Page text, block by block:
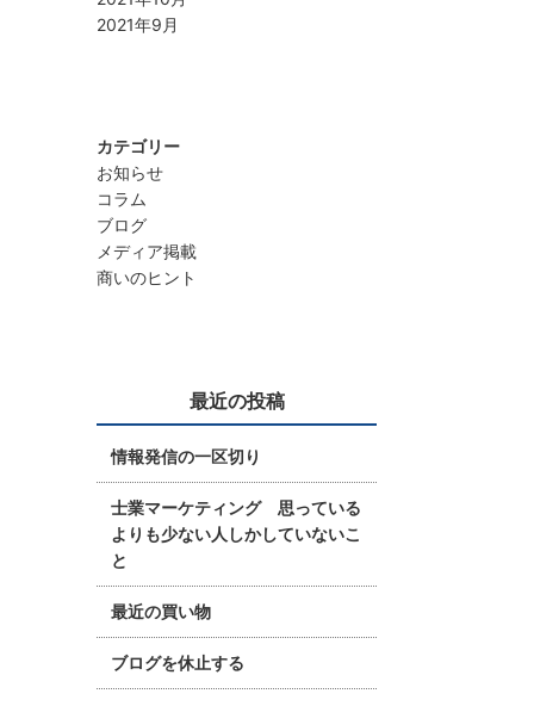
2021年9月
カテゴリー
お知らせ
コラム
ブログ
メディア掲載
商いのヒント
最近の投稿
情報発信の一区切り
士業マーケティング 思っている
よりも少ない人しかしていないこ
と
最近の買い物
ブログを休止する